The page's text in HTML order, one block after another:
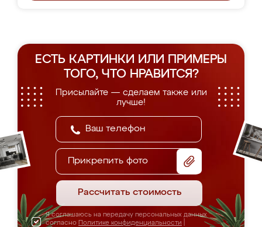
ЕСТЬ КАРТИНКИ ИЛИ ПРИМЕРЫ
ТОГО, ЧТО НРАВИТСЯ?
Присылайте — сделаем также или
лучше!
Прикрепить фото
Рассчитать стоимость
Я соглашаюсь на передачу персональных данных
согласно Политике конфиденциальности